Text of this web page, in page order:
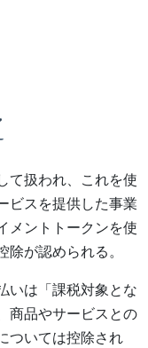
て扱われ、これを使
ビスを提供した事業
メントトークンを使
除が認められる。
いは「課税対象とな
商品やサービスとの
ついては控除され